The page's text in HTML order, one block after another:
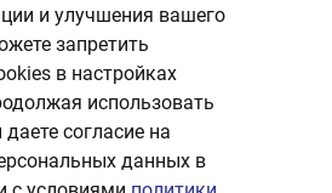
и улучшения вашего
запретить
в настройках
использовать
согласие на
данных в